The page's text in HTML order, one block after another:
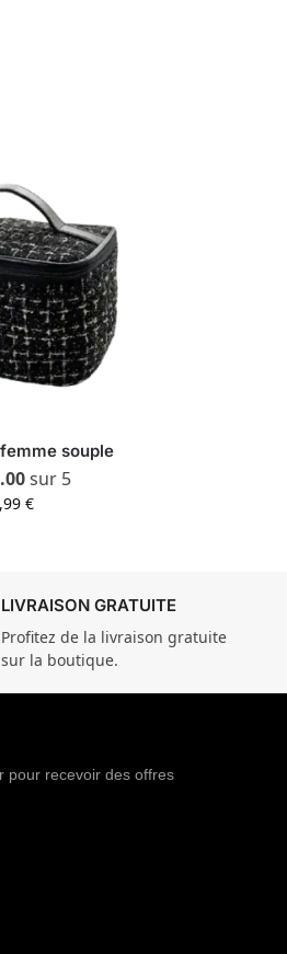
souple
sur 5
€
LIVRAISON GRATUITE
Profitez de la livraison gratuite
sur la boutique.
pour recevoir des offres